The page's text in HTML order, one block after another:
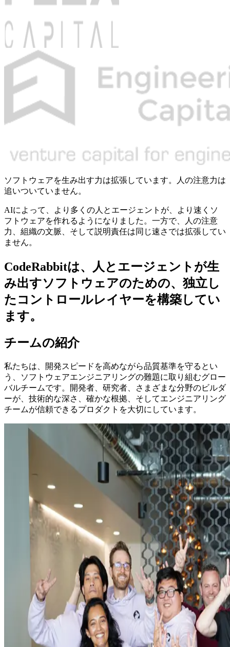
ソフトウェアを生み出す力は拡張しています。人の注意力は
追いついていません。
AIによって、より多くの人とエージェントが、より速くソ
フトウェアを作れるようになりました。一方で、人の注意
力、組織の文脈、そして説明責任は同じ速さでは拡張してい
ません。
CodeRabbitは、人とエージェントが生
み出すソフトウェアのための、独立し
たコントロールレイヤーを構築してい
ます。
チームの紹介
私たちは、開発スピードを高めながら品質基準を守るとい
う、ソフトウェアエンジニアリングの難題に取り組むグロー
バルチームです。開発者、研究者、さまざまな分野のビルダ
ーが、技術的な深さ、確かな根拠、そしてエンジニアリング
チームが信頼できるプロダクトを大切にしています。